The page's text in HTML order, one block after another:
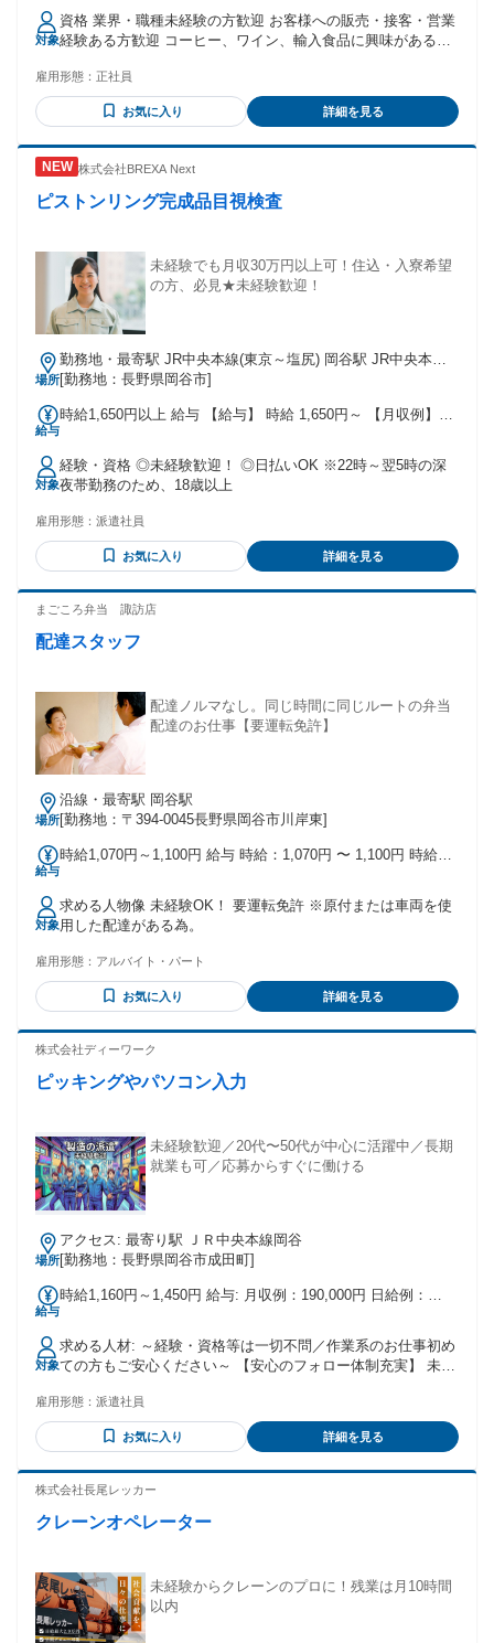
円～3万6500円（固定残業時間：15時間） 固定残業時間を超
えた勤務時間については別途残業代を支給する 【手当】 ◆遅
番手当（19時から22時の勤務に対して ＋200円/時間 を支給）
◆役職手当（該当者のみ） ◆通勤手当（上限4.5万円／月）
績2回支給） ※当社では定額残業代を支給しておりますが求人
情報内では固定残業代と記載しています。
対象
資格 業界・職種未経験の方歓迎 お客様への販売・接客・営業
経験ある方歓迎 コーヒー、ワイン、輸入食品に興味がある方
食ホール、営業、携帯販売、ホテル・観光業界フロント、 航
空業界グランドスタッフ・CAなど対面での接客経験ある方が
中心で活躍中 ◆ 例外事由2号：お酒のテイスティング業務が
とした早番・遅番での8時間シフト制勤務（土日祝含む）が可
能な方 (学業等により勤務が制限される場合は対象外となる場
合がございます) ※本求人は中途採用枠となり、新卒採用とは
雇用形態： 正社員
お気に入り 詳細を見る
株式会社BREXA Next
ピストンリング完成品目視検査
未経験でも月収30万円以上可！住込・入寮希望
の方、必見★未経験歓迎！
場所
勤務地・最寄駅 JR中央本線(東京～塩尻) 岡谷駅 JR中央本線
(東京～塩尻)/岡谷駅,車,10分 ※長野道岡谷ICから車で5分 ※今
円)
[勤務地：長野県岡谷市]
給与
時給1,650円以上 給与 【給与】 時給 1,650円～ 【月収例】
【交通費】 ※月3万円まで支給
対象
経験・資格 ◎未経験歓迎！ ◎日払いOK ※22時～翌5時の深
夜帯勤務のため、18歳以上
雇用形態： 派遣社員
お気に入り 詳細を見る
まごころ弁当 諏訪店
配達スタッフ
配達ノルマなし。同じ時間に同じルートの弁当
配達のお仕事【要運転免許】
場所
沿線・最寄駅 岡谷駅
[勤務地：〒394-0045長野県岡谷市川岸東]
給与
時給1,070円～1,100円 給与 時給：1,070円 〜 1,100円 時給
対象
求める人物像 未経験OK！ 要運転免許 ※原付または車両を使
用した配達がある為。
雇用形態： アルバイト・パート
お気に入り 詳細を見る
株式会社ディーワーク
ピッキングやパソコン入力
未経験歓迎／20代〜50代が中心に活躍中／長期
就業も可／応募からすぐに働ける
場所
アクセス: 最寄り駅 ＪＲ中央本線岡谷
[勤務地：長野県岡谷市成田町]
給与
時給1,160円～1,450円 給与: 月収例：190,000円 日給例：
金額です★ 給与例は概算での計算となります。※実際と異な
るケースもございます。
対象
求める人材: ～経験・資格等は一切不問／作業系のお仕事初め
ての方もご安心ください～ 【安心のフォロー体制充実】 未経
後のフォロー体制が充実しています！ 気軽にご応募くださ
い！！
雇用形態： 派遣社員
お気に入り 詳細を見る
株式会社長尾レッカー
クレーンオペレーター
未経験からクレーンのプロに！残業は月10時間
以内